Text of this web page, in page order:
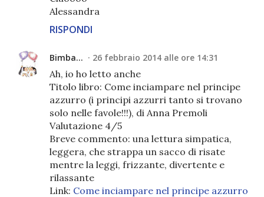
Alessandra
RISPONDI
Bimba... 26 febbraio 2014 alle ore 14:31
Ah, io ho letto anche
Titolo libro: Come inciampare nel principe
azzurro (i principi azzurri tanto si trovano
solo nelle favole!!!), di Anna Premoli
Valutazione 4/5
Breve commento: una lettura simpatica,
leggera, che strappa un sacco di risate
mentre la leggi, frizzante, divertente e
rilassante
Link: Come inciampare nel principe azzurro